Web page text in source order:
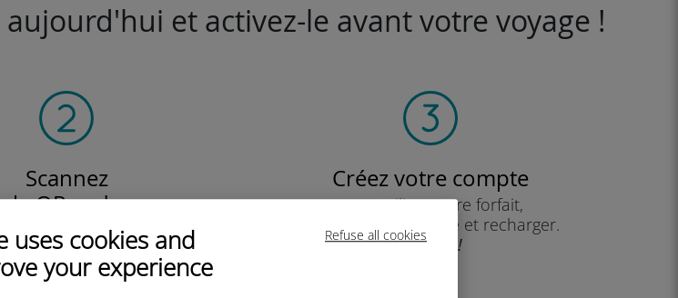
Refuse all cookies
uses cookies and
your experience
et activez-le avant votre voyage !
Scannez
le QR code
activer votre forfait
l'eSIM Ubigi.
Efficace !
Créez votre compte
pour utiliser votre forfait,
consulter votre solde et recharger.
Profitez !